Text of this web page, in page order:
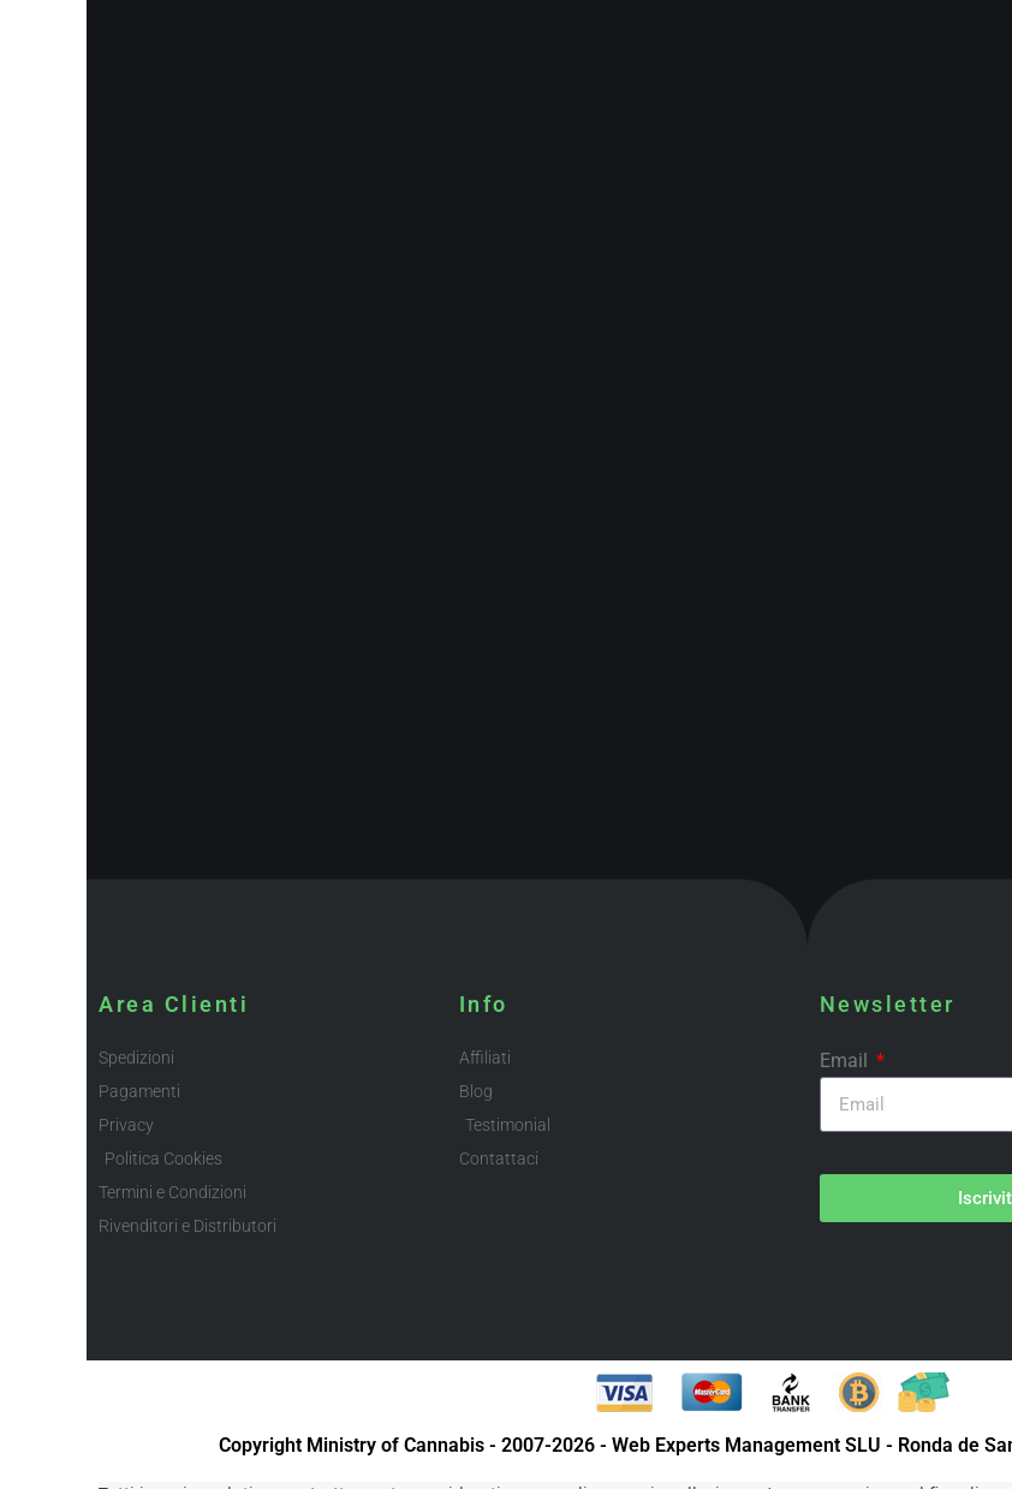
Area Clienti
Spedizioni
Pagamenti
Privacy
Politica Cookies
Termini e Condizioni
Rivenditori e Distributori
Info
Affiliati
Blog
Testimonial
Contattaci
Newsletter
Email
Copyright Ministry of Cannabis - 2007-2026 - Web Experts Management SLU - Ronda de